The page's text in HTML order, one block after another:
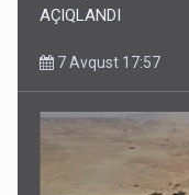
AÇIQLANDI
7 Avqust 17:57